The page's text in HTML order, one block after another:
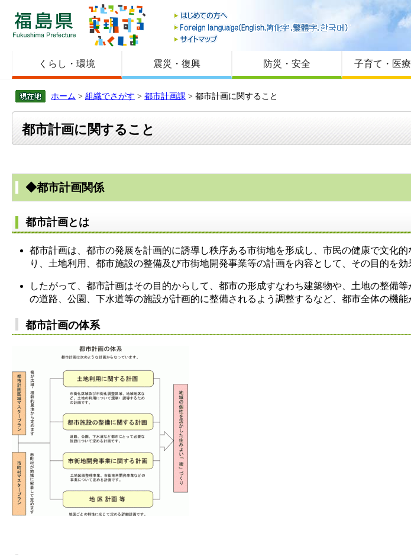
福島県
はじめての方
Foreign language
サイトマップ
くらし・環境 震災・復興 防災・安全 子育て・医
ホーム > 組織でさがす > 都市計画課 > 都市計画に関すること
都市計画に関すること
◆都市計画関係
都市計画とは
都市計画は、都市の発展を計画的に誘導し秩序ある市街地を形成し、市民の健康で文化
り、土地利用、都市施設の整備及び市街地開発事業等の計画を内容として、その目的を効
したがって、都市計画はその目的からして、都市の形成すなわち建築物や、土地の整備
の道路、公園、下水道等の施設が計画的に整備されるよう調整するなど、都市全体の機
都市計画の体系